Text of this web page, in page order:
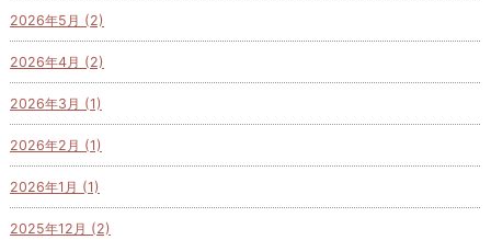
2026年5月 (2)
2026年4月 (2)
2026年3月 (1)
2026年2月 (1)
2026年1月 (1)
2025年12月 (2)